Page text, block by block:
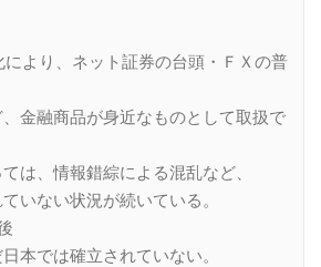
により、ネット証券の台頭・ＦＸの普
金融商品が身近なものとして取扱で
は、情報錯綜による混乱など、
いない状況が続いている。
本では確立されていない。